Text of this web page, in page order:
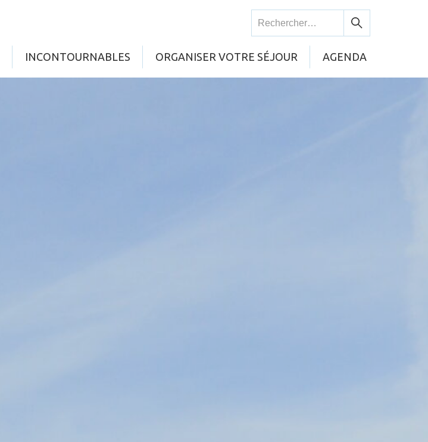
INCONTOURNABLES ORGANISER VOTRE SÉJOUR AGENDA
Rechercher